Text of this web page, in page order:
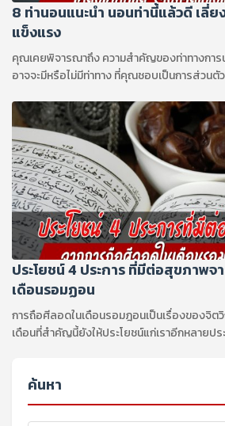
8 ท่านอนแนะนำ นอนท่านี้แล้วดี เลี่ย
แข็งแรง
คุณเคยพิจารณาถึง ความสำคัญของท่าทางกา
อาจจะมีหรือไม่มีท่าทาง ที่คุณชอบเป็นการส่วน
ประโยชน์ 4 ประการ ที่มีต่อสุขภาพ
เดือนรอมฏอน
การถือศีลอดในเดือนรอมฎอนเป็นเรื่องของจิ
เดือนที่สำคัญนี้ยังให้ประโยชน์แก่เราอีกหลายปร
ค้นหา